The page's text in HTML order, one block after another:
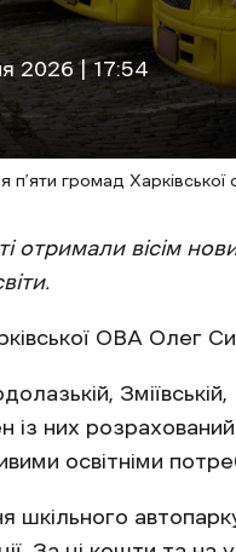
2026 | 17:54
п’яти громад
отримали вісім
ОВА Олег
Зміївській,
них розрахований
освітніми
шкільного